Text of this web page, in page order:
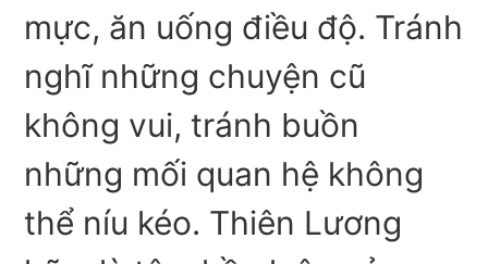
mực, ăn uống điều độ. Tránh
nghĩ những chuyện cũ
không vui, tránh buồn
những mối quan hệ không
thể níu kéo. Thiên Lương